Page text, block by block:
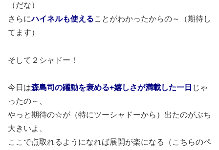
（だな）
さらにハイネルも使えることがわかったからの～（期待し
てます）
そして２シャドー！
今日は森島司の躍動を褒める+嬉しさが満載した一日 じゃ
ったの～、
やっと期待の☆が（特にツーシャドーから）出たのがぶち
大きいよ、
ここで点取れるようになれば展開が楽になる（こちらのペ